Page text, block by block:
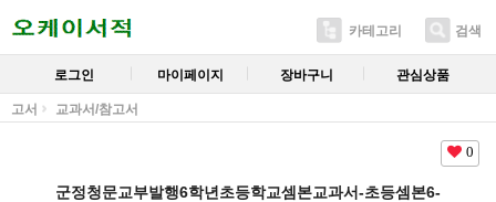
카테고리 검색
로그인 마이페이지 장바구니 관심상품
고서 교과서/참고서
0
군정청문교부발행6학년초등학교셈본교과서-초등셈본6-